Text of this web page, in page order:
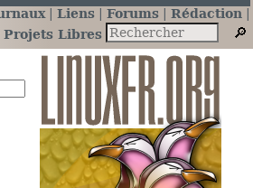
Liens Forums
Rédaction
Projets Libres